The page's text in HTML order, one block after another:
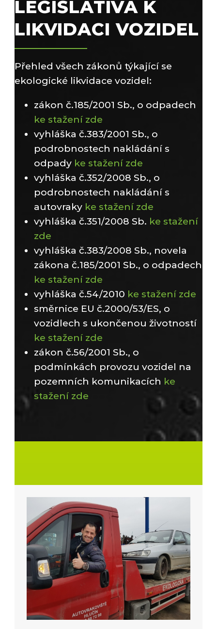
LEGISLATIVA K
LIKVIDACI VOZIDEL
Přehled všech zákonů týkající se
ekologické likvidace vozidel:
zákon č.185/2001 Sb., o odpadech
ke stažení zde
vyhláška č.383/2001 Sb., o
podrobnostech nakládání s
odpady ke stažení zde
vyhláška č.352/2008 Sb., o
podrobnostech nakládání s
autovraky ke stažení zde
vyhláška č.351/2008 Sb. ke stažení
zde
vyhláška č.383/2008 Sb., novela
zákona č.185/2001 Sb., o odpadech
ke stažení zde
vyhláška č.54/2010 ke stažení zde
směrnice EU č.2000/53/ES, o
vozidlech s ukončenou životností
ke stažení zde
zákon č.56/2001 Sb., o
podmínkách provozu vozidel na
pozemních komunikacích ke
stažení zde